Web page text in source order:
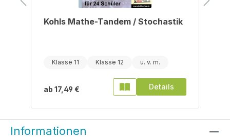
Kohls Mathe-Tandem / Stochastik
Klasse 11 Klasse 12
ab 17,49 € Details
Informationen